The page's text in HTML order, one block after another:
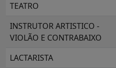
TEATRO
INSTRUTOR ARTISTICO -
VIOLÃO E CONTRABAIXO
LACTARISTA